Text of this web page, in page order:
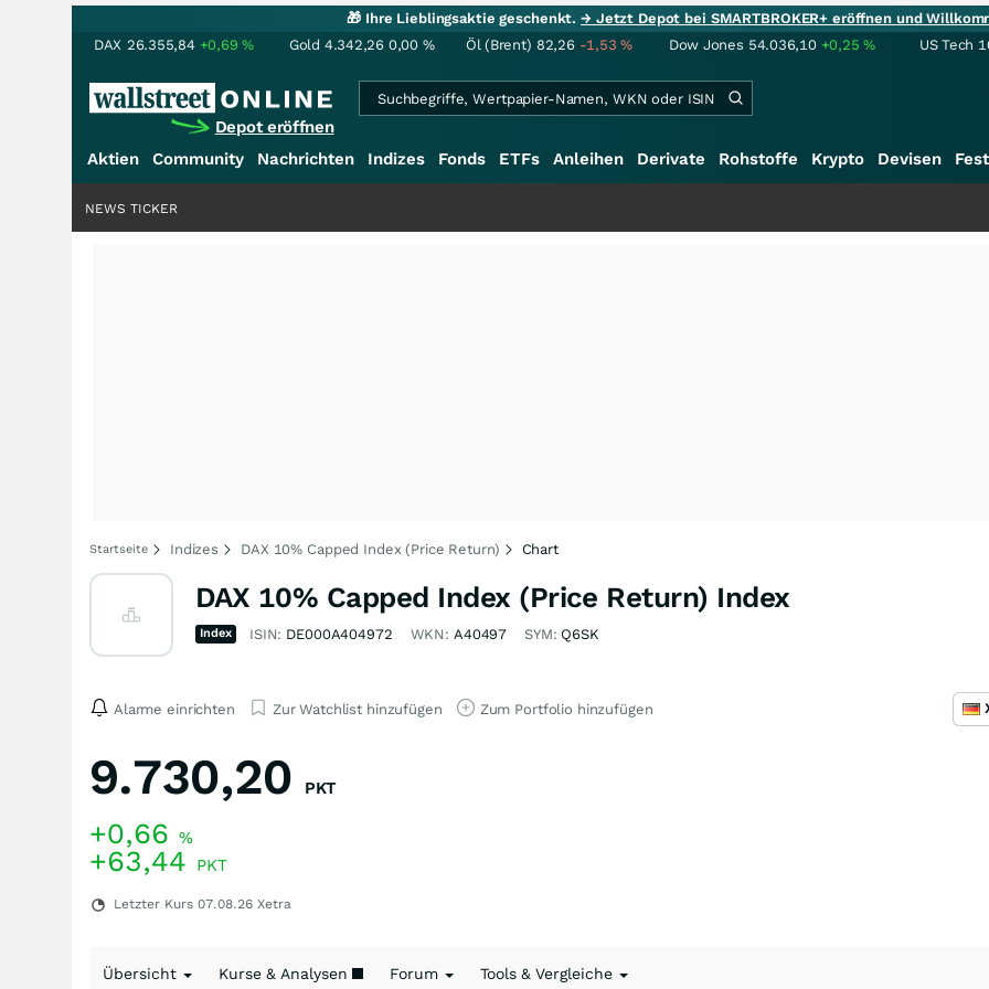
🎁 Ihre Lieblingsaktie geschenkt.→ Jetzt Depot bei SMARTBROKER+ eröffnen und
DAX 26.355,84 +0,69% Gold 4.342,26 0,00 % Öl (Brent) 82,26 -1,53% Dow Jones 54.036,10 +0,25% US Tech
Depot eröffnen
Aktien Community Nachrichten Indizes Fonds ETFs Anleihen Derivate Rohstoffe Krypto Devisen
NEWS TICKER
Startseite Indizes DAX 10% Capped Index (Price Return) Chart
DAX 10% Capped Index (Price Return) Index
Index ISIN: DE000A404972 WKN: A40497 SYM: Q6SK
Alarme einrichten Zur Watchlist hinzufügen Zum Portfolio hinzufügen
9.730,20 PKT
+0,66 %
+63,44 PKT
Letzter Kurs 07.08.26 Xetra
Übersicht Kurse & Analysen Forum Tools & Vergleiche